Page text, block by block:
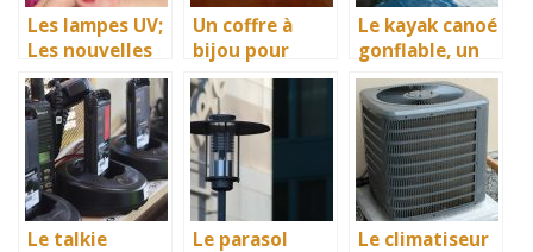
Les lampes UV;
Les nouvelles
stars de la
cosmétique
Un coffre à
bijou pour
empêcher la
dégradation de
vos bijoux de
valeur
Le kayak canoé
gonflable, un
bon
équipement de
divertissement
nautique
Le talkie
Le parasol
Le climatiseur